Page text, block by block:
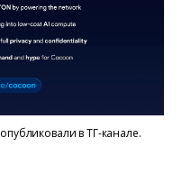
в ТГ-канале.